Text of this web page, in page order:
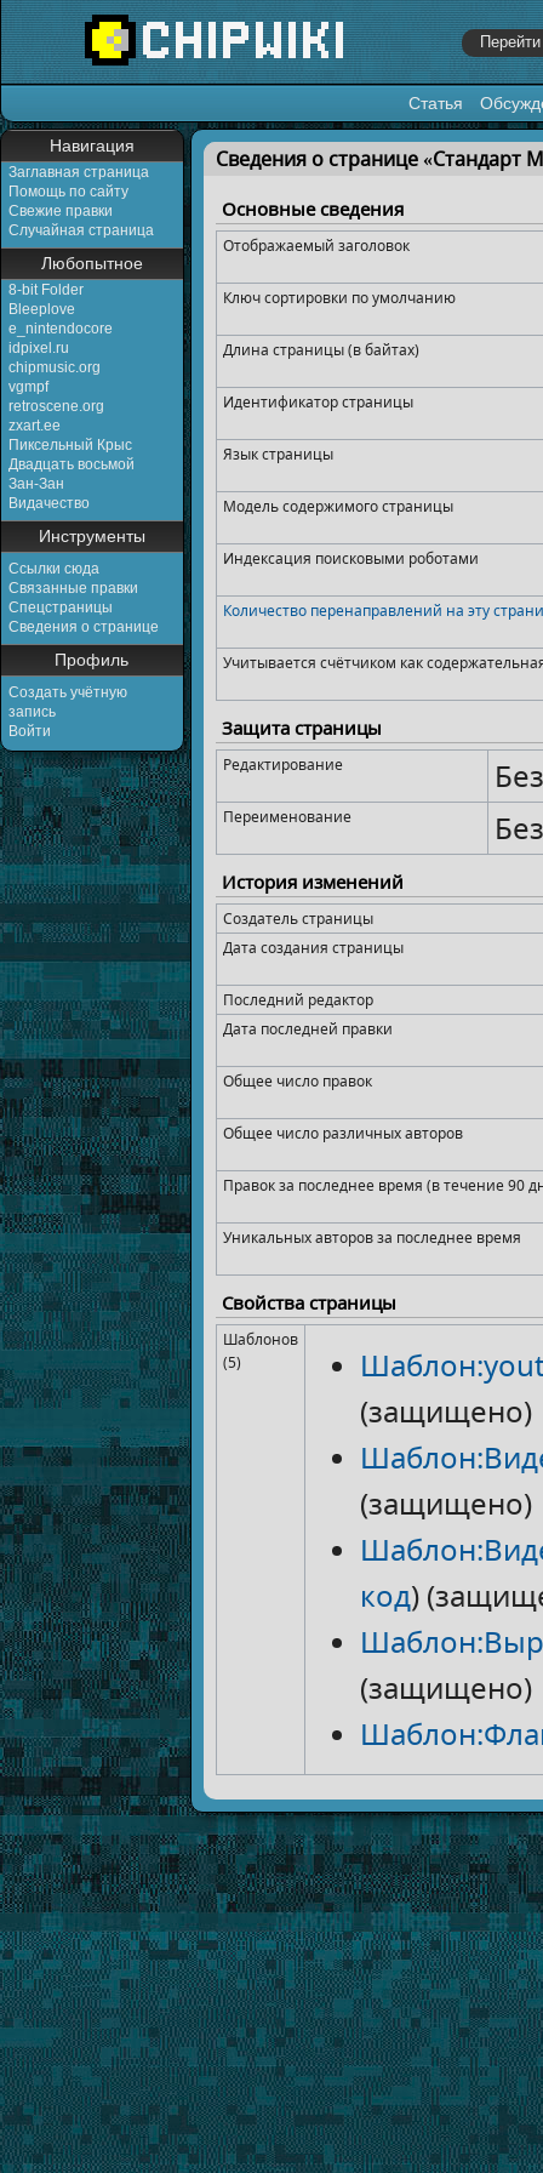
Статья
Навигация
Заглавная страница
Помощь по сайту
Свежие правки
Случайная страница
Любопытное
8-bit Folder
Bleeplove
e_nintendocore
idpixel.ru
chipmusic.org
vgmpf
retroscene.org
zxart.ee
Пиксельный Крыс
Двадцать восьмой
Зан-Зан
Видачество
Инструменты
Ссылки сюда
Связанные правки
Спецстраницы
Сведения о странице
Профиль
Создать учётную
запись
Войти
Перейти к:навигация,поиск
Сведения о странице «Стандарт
Основные сведения
Отображаемый заголовок
Ключ сортировки по умолчанию
Длина страницы (в байтах)
Идентификатор страницы
Язык страницы
Модель содержимого страницы
Индексация поисковыми роботами
Количество перенаправлений на эту
Учитывается счётчиком как
Защита страницы
Редактирование
Переименование
История изменений
Создатель страницы
Дата создания страницы
Последний редактор
Дата последней правки
Общее число правок
Общее число различных авторов
Правок за последнее время (в течение 90
Уникальных авторов за последнее время
Свойства страницы
Шаблонов
(5)
(защищено)
(защищено)
код)
(защищено)